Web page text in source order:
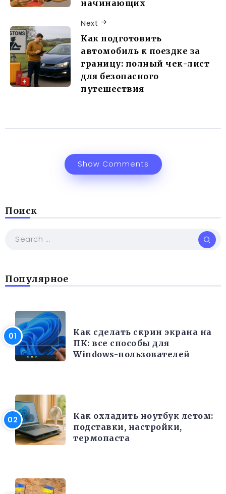
начинающих
Next
Как подготовить
автомобиль к поездке за
границу: полный чек-лист
для безопасного
путешествия
Show Comments
Поиск
Популярное
Как сделать скрин экрана на
ПК: все способы для
Windows-пользователей
Как охладить ноутбук летом:
подставки, настройки,
термопаста